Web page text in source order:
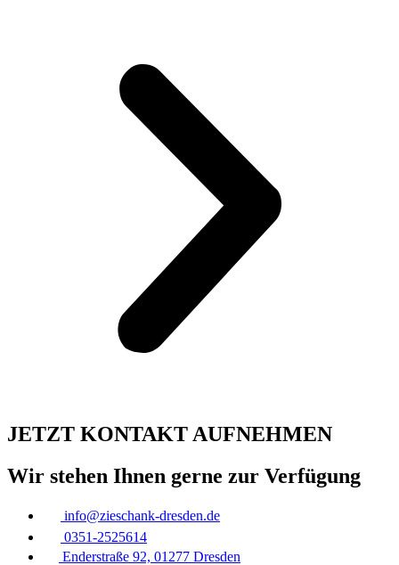
JETZT KONTAKT AUFNEHMEN
Wir stehen Ihnen gerne zur Verfügung
info@zieschank-dresden.de
0351-2525614
Enderstraße 92, 01277 Dresden